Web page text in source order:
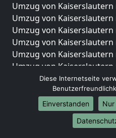
Umzug von Kaiserslautern
Umzug von
Umzug von
Umzug von
Umzug von Kaiserslautern
Umzug von
Umzug von
Umzug von
Umzug von
Internationale-
Diese Internetseite
Einverstanden